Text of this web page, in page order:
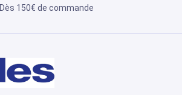
Dès 150€ de commande